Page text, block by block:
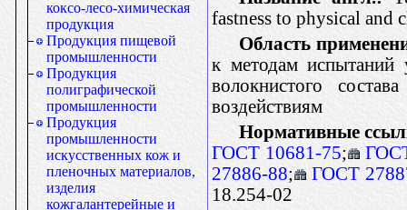
коксо-лесо-химическая
продукция
Продукция пищевой
промышленности
Продукция
полиграфической
промышленности
Продукция
промышленности
искусственных кож и
пленочных материалов,
изделия
кожгалантерейные и
fastness to physical and
Область
к методам испытаний
волокнистого
воздействиям
Нормативные
ГОСТ 10681-75;
27886-88;
ГОСТ
18.254-02